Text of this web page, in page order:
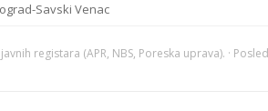
Savski Venac
registara (APR, NBS, Poreska uprava). ·